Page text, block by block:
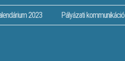
2023 Pályázati kommunikáció